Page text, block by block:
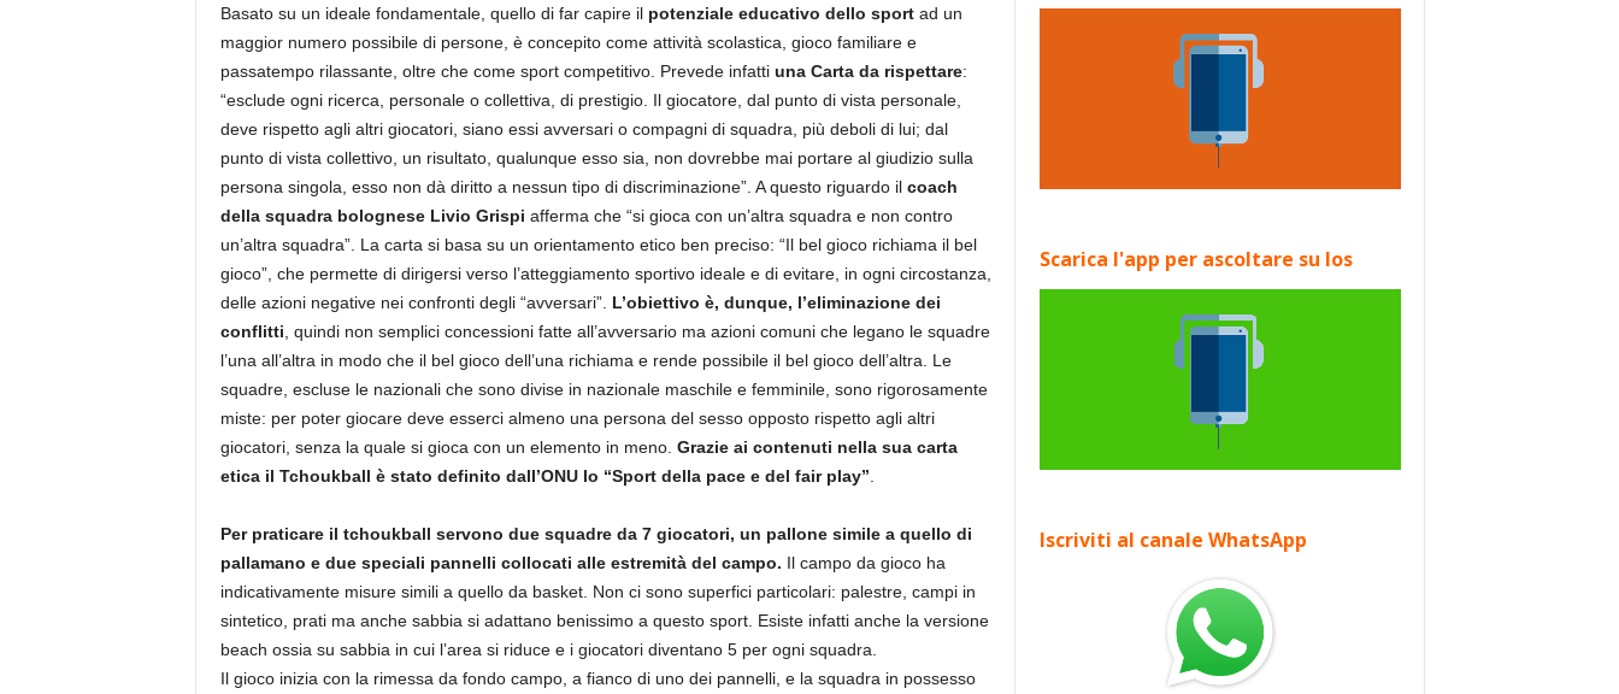
Basato su un ideale fondamentale, quello di far capire il potenziale educativo dello sportad un
maggior numero possibile di persone, è concepito come attività scolastica, gioco familiare e
passatempo rilassante, oltre che come sport competitivo. Prevede infatti una Carta da rispettare:
“esclude ogni ricerca, personale o collettiva, di prestigio. Il giocatore, dal punto di vista personale,
deve rispetto agli altri giocatori, siano essi avversari o compagni di squadra, più deboli di lui; dal
punto di vista collettivo, un risultato, qualunque esso sia, non dovrebbe mai portare al giudizio sulla
persona singola, esso non dà diritto a nessun tipo di discriminazione”. A questo riguardo il coach
della squadra bolognese Livio Grispi afferma che “si gioca con un’altra squadra e non contro
un’altra squadra”. La carta si basa su un orientamento etico ben preciso: “Il bel gioco richiama il bel
gioco”, che permette di dirigersi verso l’atteggiamento sportivo ideale e di evitare, in ogni circostanza,
delle azioni negative nei confronti degli “avversari”. L’obiettivo è, dunque, l’eliminazione dei
conflitti , quindi non semplici concessioni fatte all’avversario ma azioni comuni che legano le squadre
l’una all’altra in modo che il bel gioco dell’una richiama e rende possibile il bel gioco dell’altra. Le
squadre, escluse le nazionali che sono divise in nazionale maschile e femminile, sono rigorosamente
miste: per poter giocare deve esserci almeno una persona del sesso opposto rispetto agli altri
giocatori, senza la quale si gioca con un elemento in meno. Grazie ai contenuti nella sua carta
etica il Tchoukball è stato definito dall’ONU lo “Sport della pace e del fair play”
Per praticare il tchoukball servono due squadre da 7 giocatori, un pallone simile a quello di
pallamano e due speciali pannelli collocati alle estremità del campo. Il campo da gioco ha
indicativamente misure simili a quello da basket. Non ci sono superfici particolari: palestre, campi in
sintetico, prati ma anche sabbia si adattano benissimo a questo sport. Esiste infatti anche la versione
beach ossia su sabbia in cui l’area si riduce e i giocatori diventano 5 per ogni squadra.
Il gioco inizia con la rimessa da fondo campo, a fianco di uno dei pannelli, e la squadra in possesso
Scarica l'app per ascoltare su Ios
Iscriviti al canale WhatsApp